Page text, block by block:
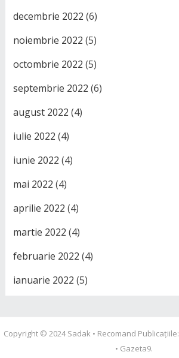
decembrie 2022 (6)
noiembrie 2022 (5)
octombrie 2022 (5)
septembrie 2022 (6)
august 2022 (4)
iulie 2022 (4)
iunie 2022 (4)
mai 2022 (4)
aprilie 2022 (4)
martie 2022 (4)
februarie 2022 (4)
ianuarie 2022 (5)
Copyright © 2024Sadak • Recomand Publicațiile:
• Gazeta9.